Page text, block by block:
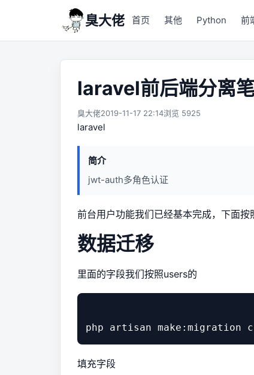
臭大佬 首页 其他 Python 前
laravel前后端分离
臭大佬2019-11-17 22:14浏览 5925
laravel
简介
jwt-auth多角色认证
前台用户功能我们已经基本完成，下面按
数据迁移
里面的字段我们按照users的
填充字段